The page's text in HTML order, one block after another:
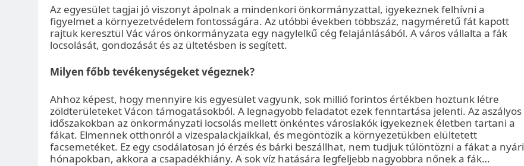
Az egyesület tagjai jó viszonyt ápolnak a mindenkori önkormányzattal, igyekeznek felhívni a
figyelmet a környezetvédelem fontosságára. Az utóbbi években többszáz, nagyméretű fát kapott
rajtuk keresztül Vác város önkormányzata egy nagylelkű cég felajánlásából. A város vállalta a fák
locsolását, gondozását és az ültetésben is segített.
Milyen főbb tevékenységeket végeznek?
Ahhoz képest, hogy mennyire kis egyesület vagyunk, sok millió forintos értékben hoztunk létre
zöldterületeket Vácon támogatásokból. A legnagyobb feladatot ezek fenntartása jelenti. Az aszályos
időszakokban az önkormányzati locsolás mellett önkéntes városlakók igyekeznek életben tartani a
fákat. Elmennek otthonról a vizespalackjaikkal, és megöntözik a környezetükben elültetett
facsemetéket. Ez egy csodálatosan jó érzés és bárki beszállhat, nem tudjuk túlöntözni a fákat a nyári
hónapokban, akkora a csapadékhiány. A sok víz hatására legfeljebb nagyobbra nőnek a fák…